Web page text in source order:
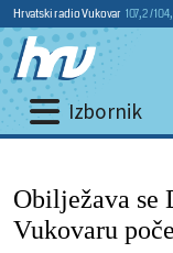
Hrvatski radio Vukovar 107,2 /
Izbornik
Obilježava se
Vukovaru